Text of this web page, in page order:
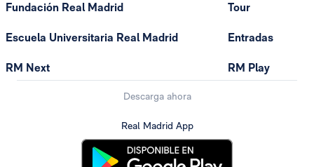
Fundación Real Madrid
Escuela Universitaria Real Madrid
RM Next
Tour
Entradas
RM Play
Descarga ahora
Real Madrid App